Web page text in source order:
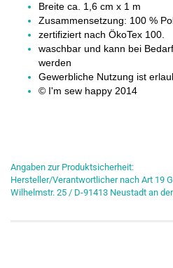
Breite ca. 1,6 cm x 1 m
Zusammensetzung: 100 %
zertifiziert nach ÖkoTex 100.
waschbar und kann bei
werden
Gewerbliche Nutzung ist
© I'm sew happy 2014
Angaben zur Produktsicherheit:
Hersteller/Verantwortlicher nach Art 19
Wilhelmstr. 25 / D-91413 Neustadt an